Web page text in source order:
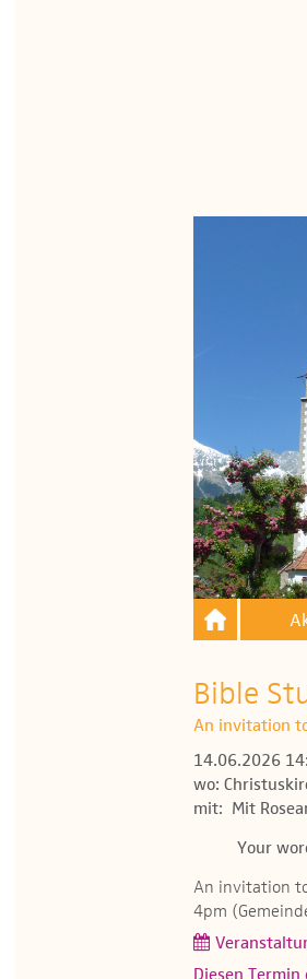
Bible
An invitation
14.06.2026
wo:
mit: Mit
Your
An invitation
4pm